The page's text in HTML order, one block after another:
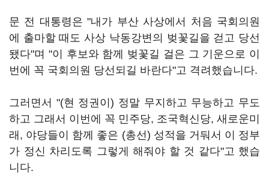
문 전 대통령은 "내가 부산 사상에서 처음 국회의원
에 출마할 때도 사상 낙동강변의 벚꽃길을 걷고 당선
됐다"며 "이 후보와 함께 벚꽃길 걸은 그 기운으로 이
번에 꼭 국회의원 당선되길 바란다"고 격려했습니다.
그러면서 "(현 정권이) 정말 무지하고 무능하고 무도
하고 그래서 이번에 꼭 민주당, 조국혁신당, 새로운미
래, 야당들이 함께 좋은 (총선) 성적을 거둬서 이 정부
가 정신 차리도록 그렇게 해줘야 할 것 같다"고 했습
니다.